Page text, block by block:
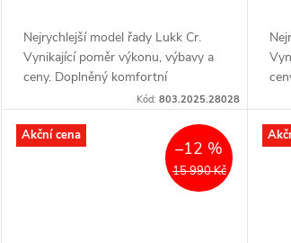
ů
k
Nejrychlejší model řady Lukk Cr.
Vynikající poměr výkonu, výbavy a
ceny. Doplněný komfortní
ergonomií a minimálními servisními
Kód:803.2025.28028
Akční cena
15 990 Kč
–12 %